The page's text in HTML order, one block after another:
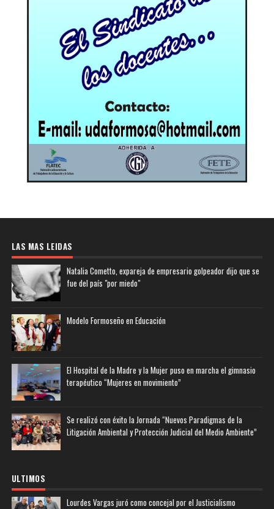
LAS MAS LEIDAS
Natalia Cometto, expareja de empresario golpeador dijo que se
fue del país "por miedo"
Modelo Formoseño en Educación
El Hospital de la Madre y la Mujer puso en marcha el gimnasio
terapéutico “Mujeres en movimiento”
Se realizó con éxito la Jornada “Nuevos Paradigmas de la
Litigación Ambiental y Protección Judicial del Medio Ambiente”
ULTIMOS
Lourdes Vargas juró como concejal por el Justicialismo